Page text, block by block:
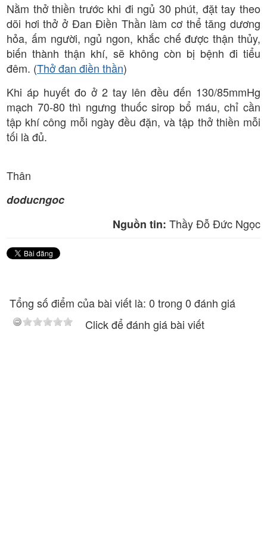
Nằm thở thiền trước khi đi ngủ 30 phút, đặt tay theo
dõi hơi thở ở Đan Điền Thần làm cơ thể tăng dương
hỏa, ấm người, ngủ ngon, khắc chế được thận thủy,
biến thành thận khí, sẽ không còn bị bệnh đi tiểu
đêm. (Thở đan điền thần)
Khi áp huyết đo ở 2 tay lên đều đến 130/85mmHg
mạch 70-80 thì ngưng thuốc sirop bổ máu, chỉ cần
tập khí công mỗi ngày đều đặn, và tập thở thiền mỗi
tối là đủ.
Thân
doducngoc
Nguồn tin: Thầy Đỗ Đức Ngọc
Tổng số điểm của bài viết là: 0 trong 0 đánh giá
Click để đánh giá bài viết